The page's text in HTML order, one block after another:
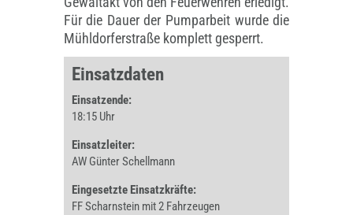
Für die Dauer der Pumparbeit wurde die
Mühldorferstraße komplett gesperrt.
Einsatzdaten
Einsatzende:
18:15 Uhr
Einsatzleiter:
AW Günter Schellmann
Eingesetzte Einsatzkräfte:
FF Scharnstein mit 2 Fahrzeugen